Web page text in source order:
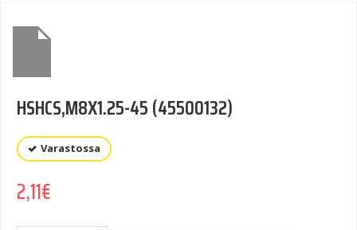
HSHCS,M8X1.25-45 (45500132)
Varastossa
2,11€